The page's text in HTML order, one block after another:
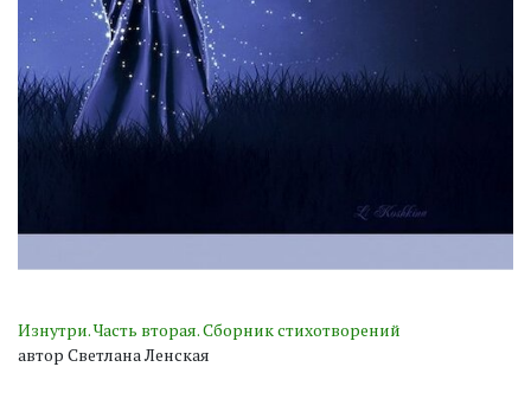
Изнутри. Часть вторая. Сборник стихотворений
автор Светлана Ленская